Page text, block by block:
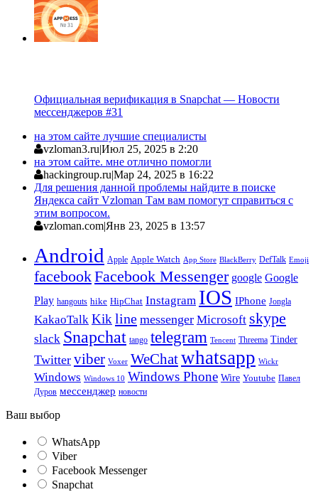
Официальная верификация в Snapchat — Новости
мессенджеров #31
на этом сайте лучшие специалисты
vzloman3.ru|Июл 25, 2025 в 2:20
на этом сайте. мне отлично помогли
hackingroup.ru|Мар 24, 2025 в 16:22
Для решения данной проблемы найдите в поиске
Яндекса сайт Vzloman Там вам помогут справиться с
этим вопросом.
vzloman.com|Янв 23, 2025 в 13:57
Android Apple Apple Watch App Store BlackBerry DefTalk Emoji
facebookFacebook Messenger google Google
Play hangouts hike HipChat Instagram IOS IPhone Jongla
KakaoTalk Kik line messenger Microsoft skype
slack Snapchat tango telegram Tencent Threema Tinder
Twitter viber Voxer WeChatwhatsapp Wickr
Windows Windows 10 Windows Phone Wire Youtube Павел
Дуров мессенджер новости
Ваш выбор
WhatsApp
Viber
Facebook Messenger
Snapchat